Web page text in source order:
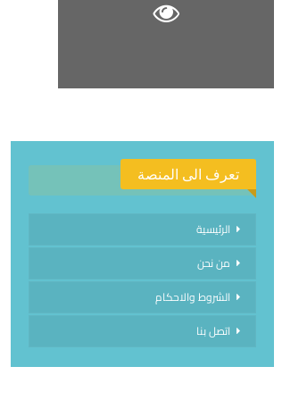
تعرف الى المنصة
الرئيسية
من نحن
الشروط والاحكام
اتصل بنا